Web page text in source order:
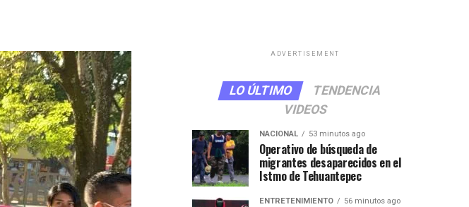
ADVERTISEMENT
LO ÚLTIMO
TENDENCIA
VIDEOS
NACIONAL 53 minutos ago
Operativo de búsqueda de
migrantes desaparecidos en el
Istmo de Tehuantepec
ENTRETENIMIENTO 56 minutos ago